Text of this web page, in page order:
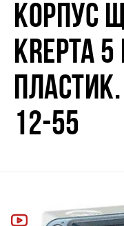
КОРПУС
KREPTA
ПЛАСТИК.
12-55